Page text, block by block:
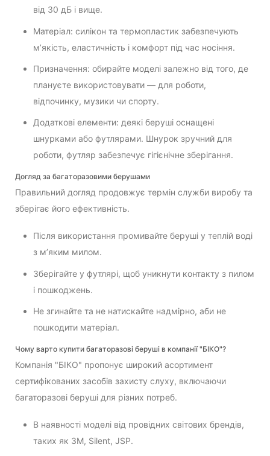
від 30 дБ і вище.
Матеріал: силікон та термопластик забезпечують
м’якість, еластичність і комфорт під час носіння.
Призначення: обирайте моделі залежно від того, де
плануєте використовувати — для роботи,
відпочинку, музики чи спорту.
Додаткові елементи: деякі беруші оснащені
шнурками або футлярами. Шнурок зручний для
роботи, футляр забезпечує гігієнічне зберігання.
Догляд за багаторазовими берушами
Правильний догляд продовжує термін служби виробу та
зберігає його ефективність.
Після використання промивайте беруші у теплій воді
з м’яким милом.
Зберігайте у футлярі, щоб уникнути контакту з пилом
і пошкоджень.
Не згинайте та не натискайте надмірно, аби не
пошкодити матеріал.
Чому варто купити багаторазові беруші в компанії "БІКО"?
Компанія "БІКО" пропонує широкий асортимент
сертифікованих засобів захисту слуху, включаючи
багаторазові беруші для різних потреб.
В наявності моделі від провідних світових брендів,
таких як 3M, Silent, JSP.